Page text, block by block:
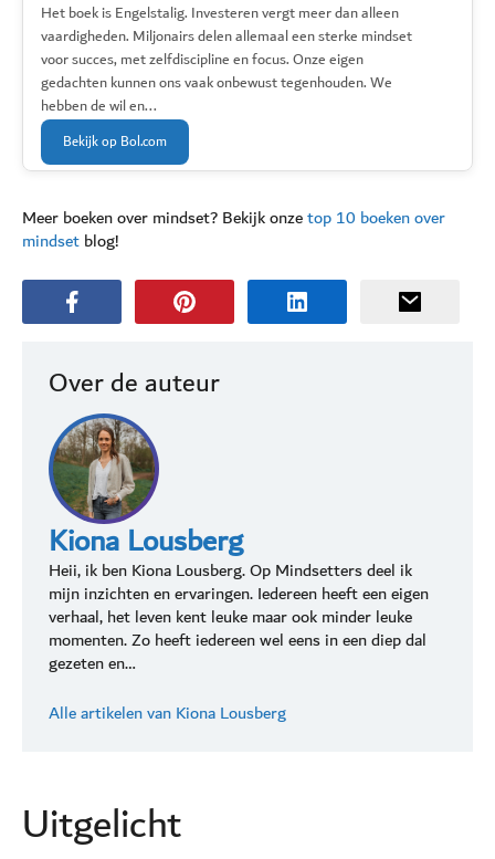
Het boek is Engelstalig. Investeren vergt meer dan alleen
vaardigheden. Miljonairs delen allemaal een sterke mindset
voor succes, met zelfdiscipline en focus. Onze eigen
gedachten kunnen ons vaak onbewust tegenhouden. We
hebben de wil en...
Bekijk op Bol.com
Meer boeken over mindset? Bekijk onzetop 10 boeken over
mindsetblog!
Over de auteur
Kiona Lousberg
Heii, ik ben Kiona Lousberg. Op Mindsetters deel ik
mijn inzichten en ervaringen. Iedereen heeft een eigen
verhaal, het leven kent leuke maar ook minder leuke
momenten. Zo heeft iedereen wel eens in een diep dal
gezeten en…
Alle artikelen van Kiona Lousberg
Uitgelicht